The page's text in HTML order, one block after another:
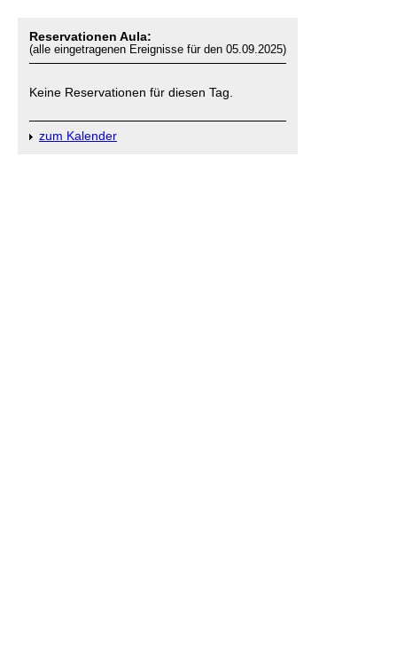
Reservationen Aula:
(alle eingetragenen Ereignisse für den 05.09.2025)
Keine Reservationen für diesen Tag.
zum Kalender